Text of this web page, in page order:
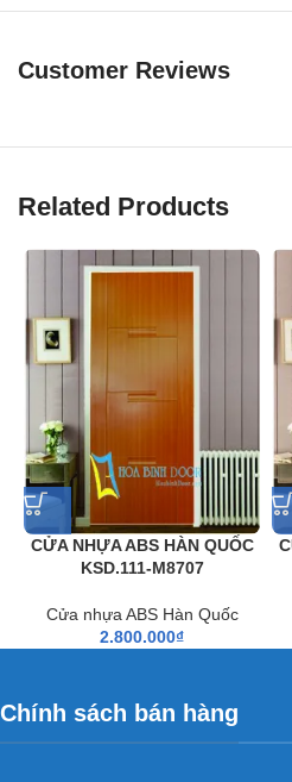
Hai lớp ngoài là DeCo-Sheet
Hai lớp trong là ABS Sheet. Loại
để tạo độ vững chắc và bắt
nở và cong vênh. Cuối cùng là
ở giữa nhằm tối đa việc cách
trên được liên kết với nhau
ép bằng máy ép thuỷ lực 7 tấn
cánh cửa dày 39mm, chắc
Customer Reviews
Related Products
CỬA NHỰA ABS HÀN QUỐC
KSD.111-M8707
Cửa nhựa ABS Hàn Quốc
2.800.000₫
Chính sách bán hàng